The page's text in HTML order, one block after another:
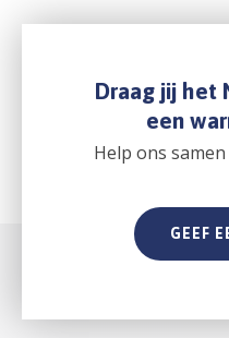
Draag jij het
een
Help ons
GEEF